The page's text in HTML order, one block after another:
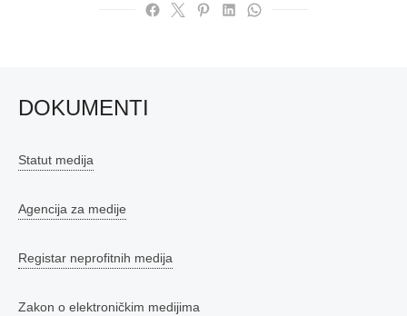
DOKUMENTI
Statut medija
Agencija za medije
Registar neprofitnih medija
Zakon o elektroničkim medijima